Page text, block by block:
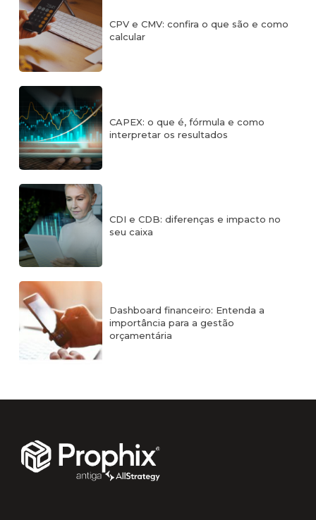
CPV e CMV: confira o que são e como
calcular
CAPEX: o que é, fórmula e como
interpretar os resultados
CDI e CDB: diferenças e impacto no
seu caixa
Dashboard financeiro: Entenda a
importância para a gestão
orçamentária